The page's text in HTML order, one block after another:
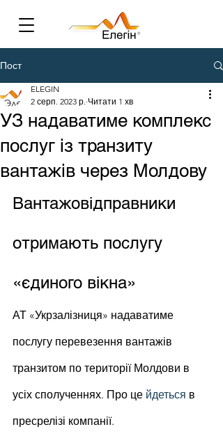
Пост
УЗ надаватиме комплекс
послуг із транзиту
вантажів через Молдову
ELEGIN
2 серп. 2023 р. Читати 1 хв
Вантажовідправники
отримають послугу
«єдиного вікна»
АТ «Укрзалізниця» надаватиме
послугу перевезення вантажів
транзитом по території Молдови в
усіх сполученнях. Про це йдеться в
пресрелізі компанії.